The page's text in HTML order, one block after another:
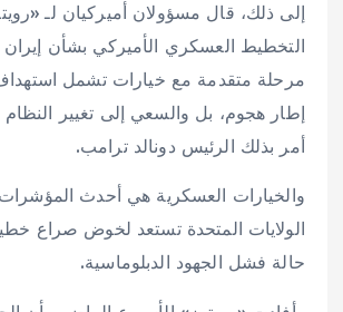
إلى ذلك، قال مسؤولان ⁠أميركيان لـ
التخطيط العسكري ⁠الأميركي بشأن
مرحلة متقدمة مع ‌خيارات تشمل
إطار ‌هجوم، ​بل والسعي إلى تغيير
أمر بذلك الرئيس دونالد ترامب.
والخيارات العسكرية هي أحدث
الولايات المتحدة تستعد لخوض صراع
‌حالة فشل الجهود الدبلوماسية.